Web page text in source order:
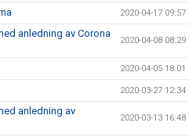
2020-04-17 09:57
anledning av Corona
2020-04-08 08:29
2020-04-05 18:01
2020-03-27 12:34
anledning av
2020-03-13 16:48